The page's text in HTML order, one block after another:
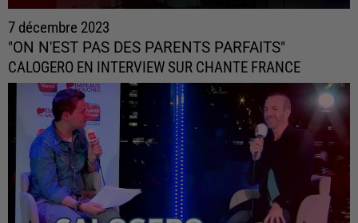
7 décembre 2023
"ON N'EST PAS DES PARENTS PARFAITS"
CALOGERO EN INTERVIEW SUR CHANTE FRANCE